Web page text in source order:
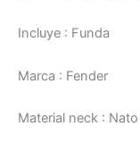
Incluye : Funda
Marca : Fender
Material neck : Nato